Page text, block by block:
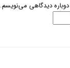
دیدگاهی می‌نویسم.